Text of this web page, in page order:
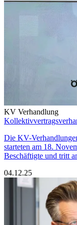
KV Verhandlung
Die KV-
starteten am 18.
Beschäftigte und tritt
04.12.25